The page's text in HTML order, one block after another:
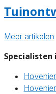
Meer artikelen
Specialisten